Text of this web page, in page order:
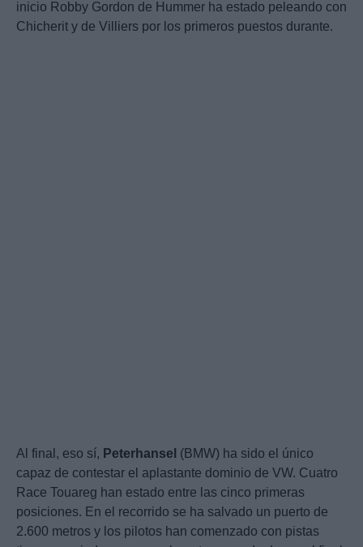
inicio Robby Gordon de Hummer ha estado peleando con
Chicherit y de Villiers por los primeros puestos durante.
Al final, eso sí, Peterhansel (BMW) ha sido el único
capaz de contestar el aplastante dominio de VW. Cuatro
Race Touareg han estado entre las cinco primeras
posiciones. En el recorrido se ha salvado un puerto de
2.600 metros y los pilotos han comenzado con pistas